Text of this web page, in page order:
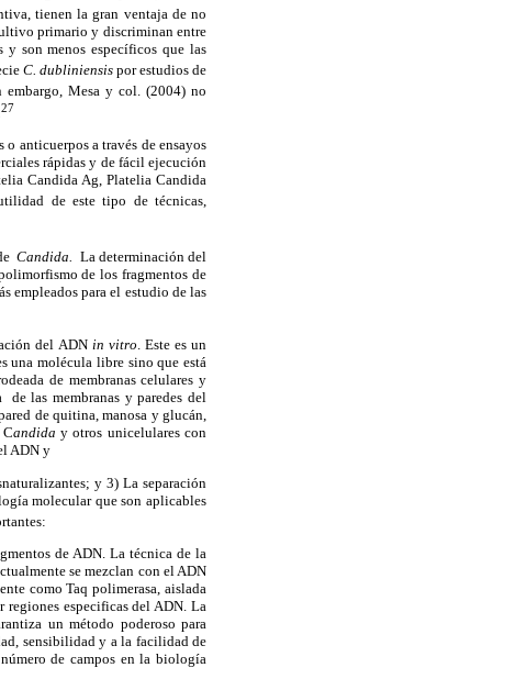
tienen la gran ventaja de no
primario y discriminan entre
y son menos específicos que las
C. dubliniensis por estudios de
embargo, Mesa y col. (2004) no
27
anticuerpos a través de ensayos
rápidas y de fácil ejecución
Candida Ag, Platelia Candida
de este tipo de técnicas,
Candida.
La determinación del
de los fragmentos de
empleados para el estudio de las
del ADN in vitro. Este es un
una molécula libre sino que está
de membranas celulares y
de las membranas y paredes del
de quitina, manosa y glucán,
andida y otros unicelulares con
ADN y
y 3) La separación
molecular que son aplicables
de ADN. La técnica de la
se mezclan con el ADN
como Taq polimerasa, aislada
especificas del ADN. La
un método poderoso para
sensibilidad y a la facilidad de
de campos en la biología